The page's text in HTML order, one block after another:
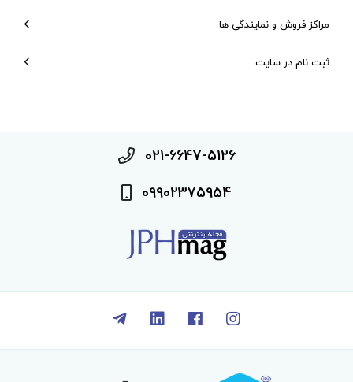
مراکز فروش و نمایندگی ها
ثبت نام در سایت
021-6647-5126
09902375954